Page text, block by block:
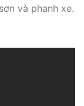
và phanh xe.